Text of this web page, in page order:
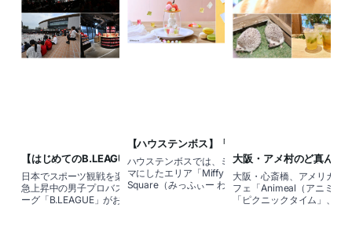
【はじめてのB.LEAGUE観戦】アルバ
ルク東京のホームゲームをとことん楽
しむ！
日本でスポーツ観戦を楽しむなら、人気
急上昇中の男子プロバスケットボールリ
ーグ「B.LEAGUE」がおすすめ。会場はど
【ハウステンボス】「ミッフィー・ワ
ンダースクエア」の エリア詳細やフー
ド・グッズも大紹介
ハウステンボスでは、ミッフィーをテー
マにしたエリア「Miffy Wonder
Square（みっふぃー わんだー すくえ
あ）」が2025年6月21日にオープン！ ミ
大阪・アメ村のど真ん中
大阪・心斎橋、アメリカ村
フェ「Animeal（アニミル
「ピクニックタイム」、夜